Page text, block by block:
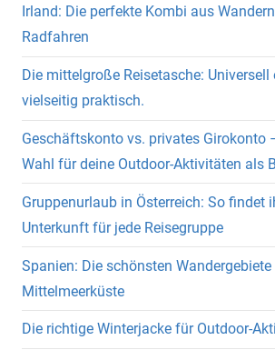
Irland: Die perfekte Kombi aus
Radfahren
Die mittelgroße Reisetasche: Universell
vielseitig praktisch.
Geschäftskonto vs. privates Girokonto
Wahl für deine Outdoor-Aktivitäten als
Gruppenurlaub in Österreich: So findet
Unterkunft für jede Reisegruppe
Spanien: Die schönsten
Mittelmeerküste
Die richtige Winterjacke für Outdoor-